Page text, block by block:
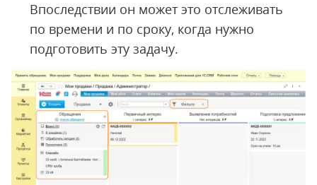
Впоследствии он может это отслеживать
по времени и по сроку, когда нужно
подготовить эту задачу.